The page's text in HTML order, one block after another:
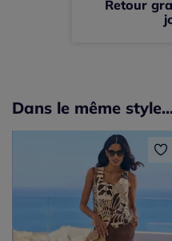
Retour
Dans le même